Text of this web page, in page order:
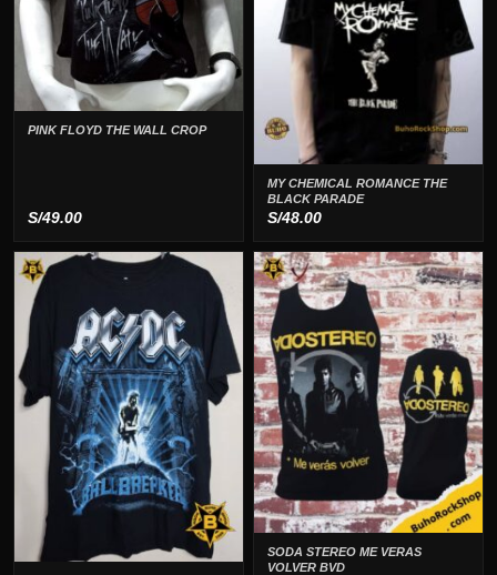
PINK FLOYD THE WALL CROP
S/49.00
MY CHEMICAL ROMANCE THE
BLACK PARADE
S/48.00
SODA STEREO ME VERAS
VOLVER BVD